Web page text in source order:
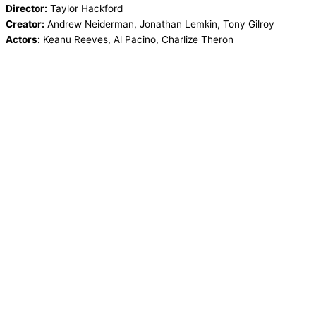
Director: Taylor Hackford
Creator: Andrew Neiderman, Jonathan Lemkin, Tony Gilroy
Actors: Keanu Reeves, Al Pacino, Charlize Theron